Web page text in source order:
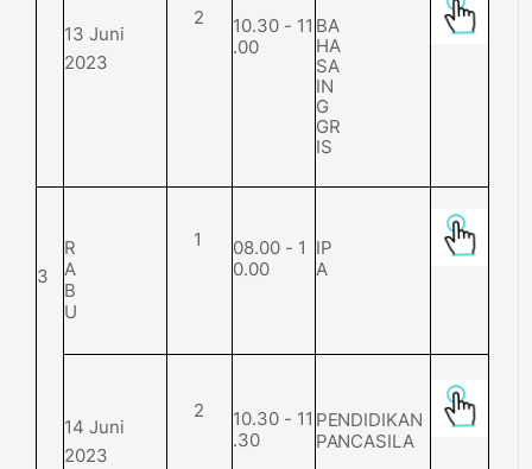
13 Juni
2023
2 10.30 - 11
.00
BA
HA
SA
IN
G
GR
IS
3
R
A
B
U
1 08.00 - 1
0.00
IP
A
14 Juni
2023
2 10.30 - 11
.30
PENDIDIKAN
PANCASILA